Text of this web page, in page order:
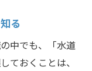
る
中でも、「水道
ておくことは、